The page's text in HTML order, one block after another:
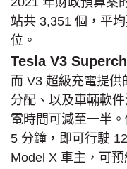
站共 3,351 個，平
位。
Tesla V3
而 V3 超級充電提
分配、以及車輛軟
電時間可減至一半
5 分鐘，即可行駛
Model X 車主，可